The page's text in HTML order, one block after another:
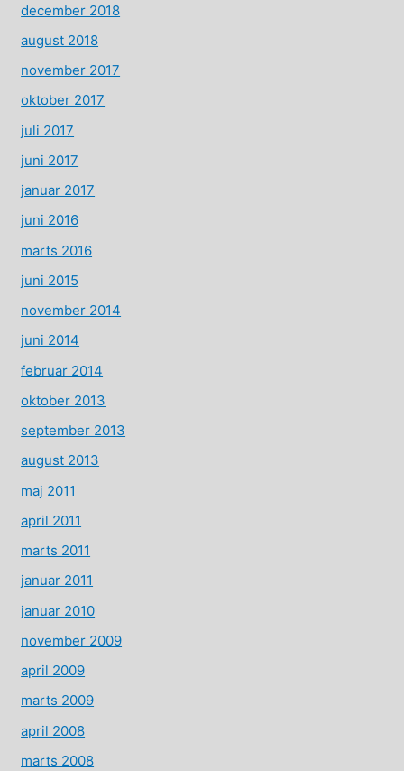
december 2018
august 2018
november 2017
oktober 2017
juli 2017
juni 2017
januar 2017
juni 2016
marts 2016
juni 2015
november 2014
juni 2014
februar 2014
oktober 2013
september 2013
august 2013
maj 2011
april 2011
marts 2011
januar 2011
januar 2010
november 2009
april 2009
marts 2009
april 2008
marts 2008